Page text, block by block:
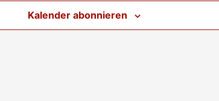
Kalender abonnieren